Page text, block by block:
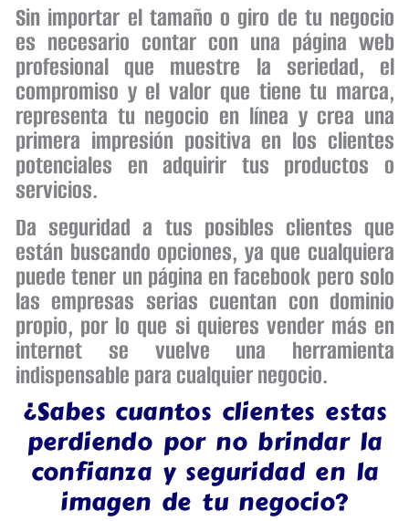
Sin importar el tamaño o giro de tu negocio
es necesario contar con una página web
profesional que muestre la seriedad, el
compromiso y el valor que tiene tu marca,
representa tu negocio en línea y crea una
primera impresión positiva en los clientes
potenciales en adquirir tus productos o
servicios.
Da seguridad a tus posibles clientes que
están buscando opciones, ya que cualquiera
puede tener un página en facebook pero solo
las empresas serias cuentan con dominio
propio, por lo que si quieres vender más en
internet se vuelve una herramienta
indispensable para cualquier negocio.
¿Sabes cuantos clientes estas
perdiendo por no brindar la
confianza y seguridad en la
imagen de tu negocio?